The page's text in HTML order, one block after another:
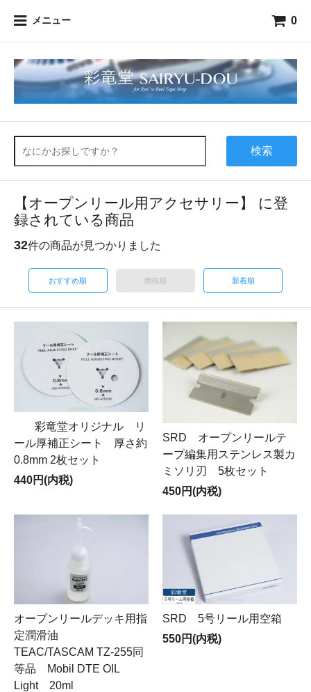
メニュー 0
検索
【オープンリール用アクセサリー】 に登
録されている商品
32件の商品が見つかりました
おすすめ順 価格順 新着順
彩竜堂オリジナル リ
ール厚補正シート 厚さ約
0.8mm 2枚セット
440円(内税)
SRD オープンリールテ
ープ編集用ステンレス製カ
ミソリ刃 5枚セット
450円(内税)
オープンリールデッキ用指
定潤滑油
TEAC/TASCAM TZ-255同
等品 Mobil DTE OIL
Light 20ml
SRD 5号リール用空箱
550円(内税)